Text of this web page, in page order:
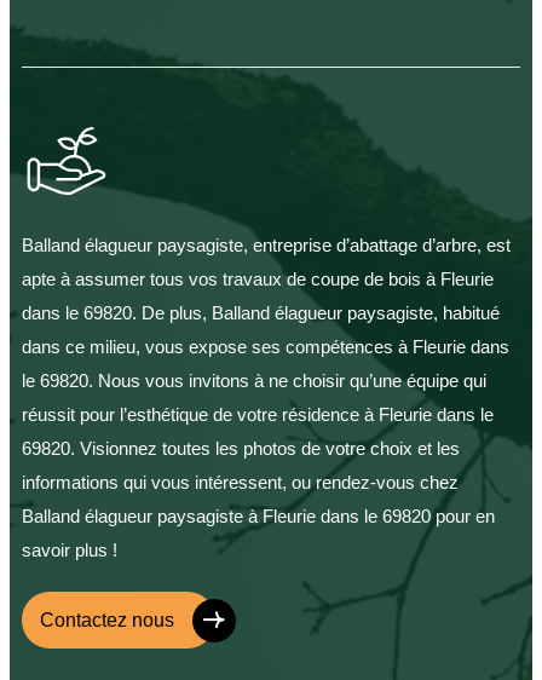
Balland élagueur paysagiste, entreprise d’abattage d’arbre, est
apte à assumer tous vos travaux de coupe de bois à Fleurie
dans le 69820. De plus, Balland élagueur paysagiste, habitué
dans ce milieu, vous expose ses compétences à Fleurie dans
le 69820. Nous vous invitons à ne choisir qu’une équipe qui
réussit pour l’esthétique de votre résidence à Fleurie dans le
69820. Visionnez toutes les photos de votre choix et les
informations qui vous intéressent, ou rendez-vous chez
Balland élagueur paysagiste à Fleurie dans le 69820 pour en
savoir plus !
Contactez nous